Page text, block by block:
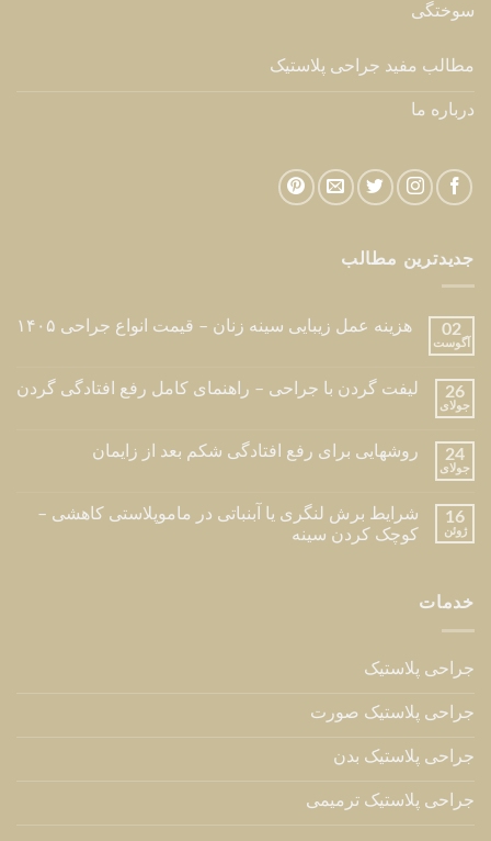
سوختگی
مطالب مفید جراحی پلاستیک
درباره ما
جدیدترین مطالب
02
آگوست
هزینه عمل زیبایی سینه زنان – قیمت انواع جراحی ۱۴۰۵
26
جولای
لیفت گردن با جراحی – راهنمای کامل رفع افتادگی گردن
24
جولای
روشهایی برای رفع افتادگی شکم بعد از زایمان
16
ژوئن
شرایط برش لنگری یا آبنباتی در ماموپلاستی کاهشی –
کوچک کردن سینه
خدمات
جراحی پلاستیک
جراحی پلاستیک صورت
جراحی پلاستیک بدن
جراحی پلاستیک ترمیمی